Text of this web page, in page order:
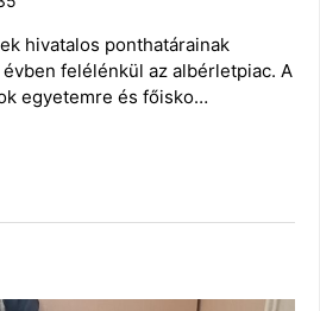
hivatalos ponthatárainak
felélénkül az albérletpiac. A
egyetemre és főisko…